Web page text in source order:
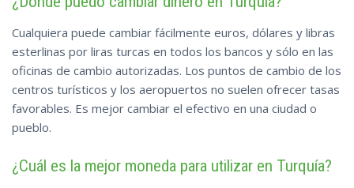
Cualquiera puede cambiar fácilmente euros, dólares y libras
esterlinas por liras turcas en todos los bancos y sólo en las
oficinas de cambio autorizadas. Los puntos de cambio de los
centros turísticos y los aeropuertos no suelen ofrecer tasas
favorables. Es mejor cambiar el efectivo en una ciudad o
pueblo.
¿Cuál es la mejor moneda para utilizar en Turquía?